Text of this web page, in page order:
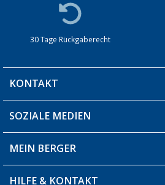
30 Tage Rückgaberecht
KONTAKT
Du hast eine Frage?
Filiale finden
SOZIALE MEDIEN
MEIN BERGER
Blog
HILFE & KONTAKT